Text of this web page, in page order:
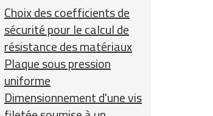
Choix des coefficients de
sécurité pour le calcul de
résistance des matériaux
Plaque sous pression
uniforme
Dimensionnement d'une vis